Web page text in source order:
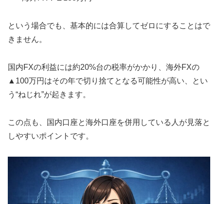
という場合でも、基本的には合算してゼロにすることはで
きません。
国内FXの利益には約20%台の税率がかかり、海外FXの
▲100万円はその年で切り捨てとなる可能性が高い、とい
う“ねじれ”が起きます。
この点も、国内口座と海外口座を併用している人が見落と
しやすいポイントです。